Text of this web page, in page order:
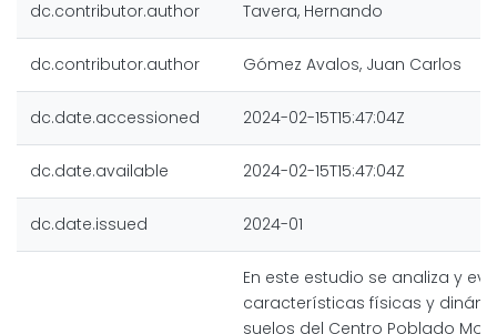
dc.contributor.author Tavera, Hernando
dc.contributor.author Gómez Avalos, Juan Carlos
dc.date.accessioned 2024-02-15T15:47:04Z
dc.date.available 2024-02-15T15:47:04Z
dc.date.issued 2024-01
En este estudio se analiza y
características físicas y
suelos del Centro Poblado